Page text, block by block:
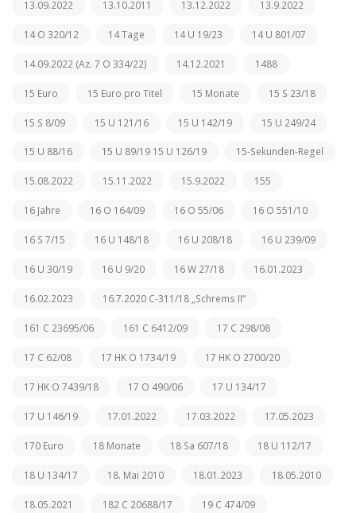
13.09.2022 13.10.2011 13.12.2022 13.9.2022
14 O 320/12 14 Tage 14 U 19/23 14 U 801/07
14.09.2022 (Az. 7 O 334/22) 14.12.2021 1488
15 Euro 15 Euro pro Titel 15 Monate 15 S 23/18
15 S 8/09 15 U 121/16 15 U 142/19 15 U 249/24
15 U 88/16 15 U 89/19 15 U 126/19 15-Sekunden-Regel
15.08.2022 15.11.2022 15.9.2022 155
16 Jahre 16 O 164/09 16 O 55/06 16 O 551/10
16 S 7/15 16 U 148/18 16 U 208/18 16 U 239/09
16 U 30/19 16 U 9/20 16 W 27/18 16.01.2023
16.02.2023 16.7.2020 C-311/18 „Schrems II“
161 C 23695/06 161 C 6412/09 17 C 298/08
17 C 62/08 17 HK O 1734/19 17 HK O 2700/20
17 HK O 7439/18 17 O 490/06 17 U 134/17
17 U 146/19 17.01.2022 17.03.2022 17.05.2023
170 Euro 18 Monate 18 Sa 607/18 18 U 112/17
18 U 134/17 18. Mai 2010 18.01.2023 18.05.2010
18.05.2021 182 C 20688/17 19 C 474/09